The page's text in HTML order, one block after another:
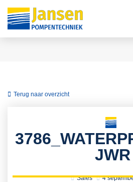
Terug naar overzicht
JWR
Sales 4